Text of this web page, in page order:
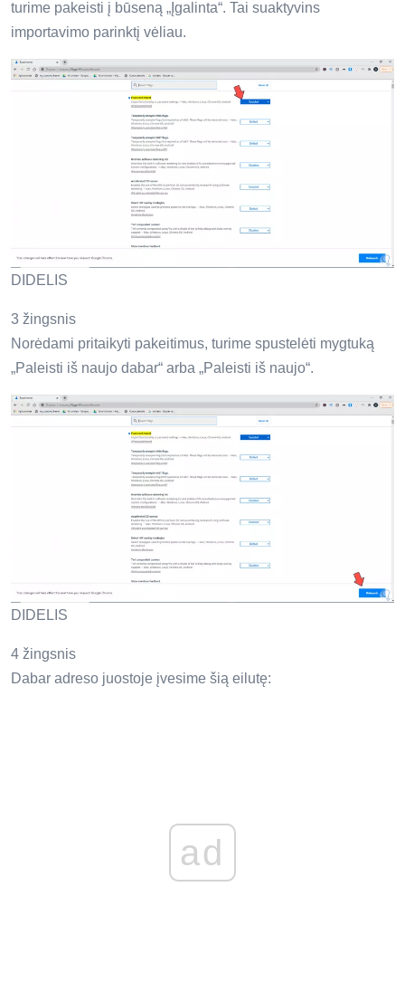
turime pakeisti į būseną „Įgalinta“. Tai suaktyvins
importavimo parinktį vėliau.
DIDELIS
3 žingsnis
Norėdami pritaikyti pakeitimus, turime spustelėti mygtuką
„Paleisti iš naujo dabar“ arba „Paleisti iš naujo“.
DIDELIS
4 žingsnis
Dabar adreso juostoje įvesime šią eilutę:
ad